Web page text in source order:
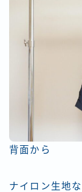
背面から
ナイロン生地